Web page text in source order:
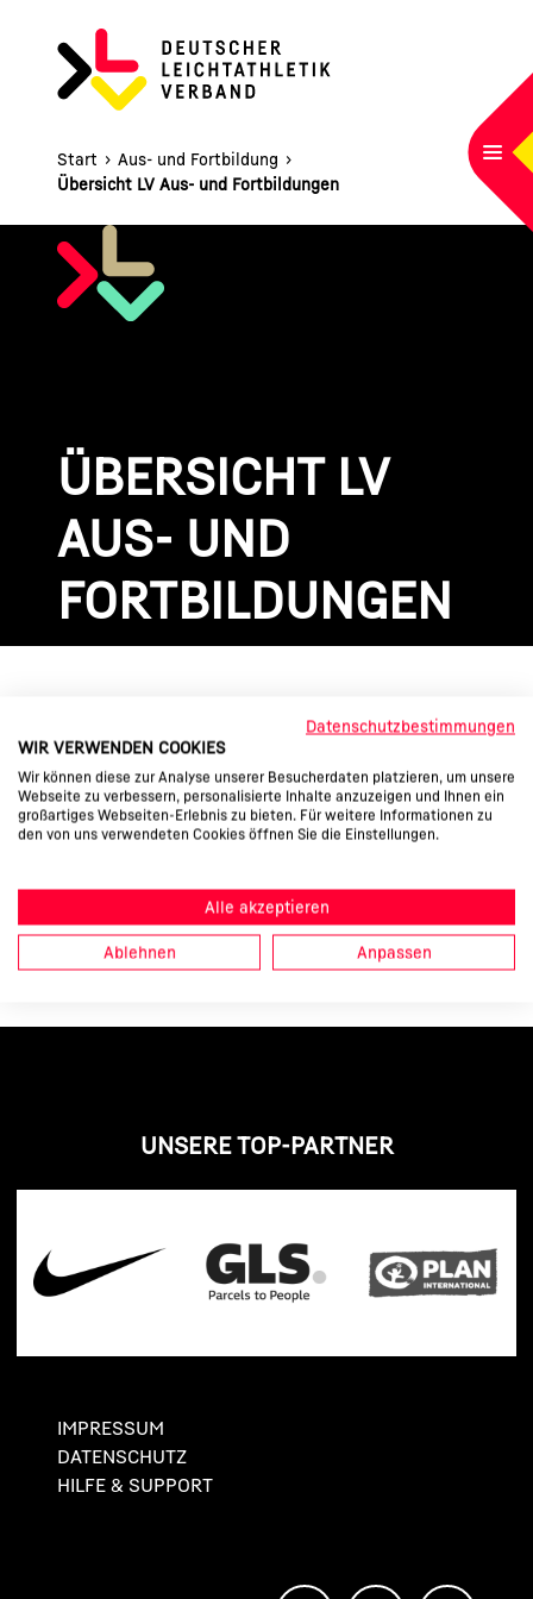
HAUPTNAVIGATION
Start › Aus- und Fortbildung ›
Übersicht LV Aus- und Fortbildungen
ÜBERSICHT LV
AUS- UND
FORTBILDUNGEN
Vollständigkeit geprüft.
UNSERE TOP-PARTNER
IMPRESSUM
DATENSCHUTZ
HILFE & SUPPORT
Datenschutzbestimmungen
WIR VERWENDEN COOKIES
Wir können diese zur Analyse unserer Besucherdaten platzieren, um unsere
Webseite zu verbessern, personalisierte Inhalte anzuzeigen und Ihnen ein
großartiges Webseiten-Erlebnis zu bieten. Für weitere Informationen zu
den von uns verwendeten Cookies öffnen Sie die Einstellungen.
Alle akzeptieren
Ablehnen Anpassen